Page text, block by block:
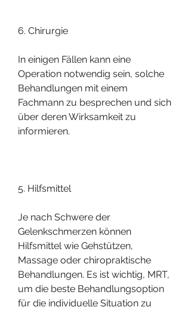
6. Chirurgie
In einigen Fällen kann eine
Operation notwendig sein, solche
Behandlungen mit einem
Fachmann zu besprechen und sich
über deren Wirksamkeit zu
informieren.
5. Hilfsmittel
Je nach Schwere der
Gelenkschmerzen können
Hilfsmittel wie Gehstützen,
Massage oder chiropraktische
Behandlungen. Es ist wichtig, MRT,
um die beste Behandlungsoption
für die individuelle Situation zu